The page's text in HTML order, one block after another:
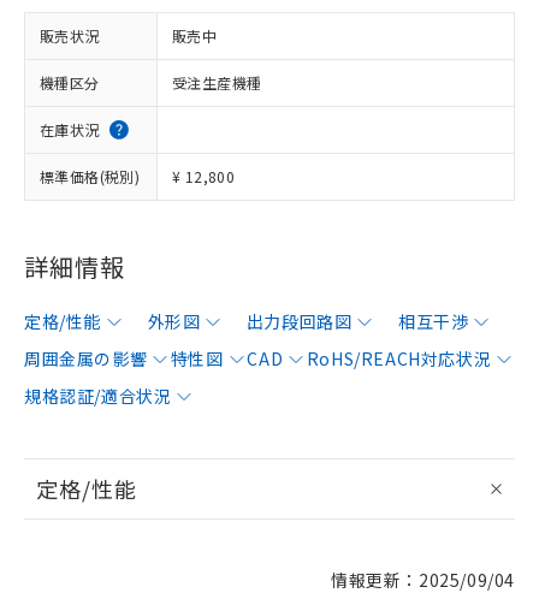
販売状況 販売中
機種区分 受注生産機種
在庫状況
標準価格(税別) ¥ 12,800
詳細情報
定格/性能 外形図 出力段回路図
相互干渉
周囲金属の影響
特性図 CAD
RoHS/REACH対応状況
規格認証/適合状況
定格/性能
情報更新：2025/09/04